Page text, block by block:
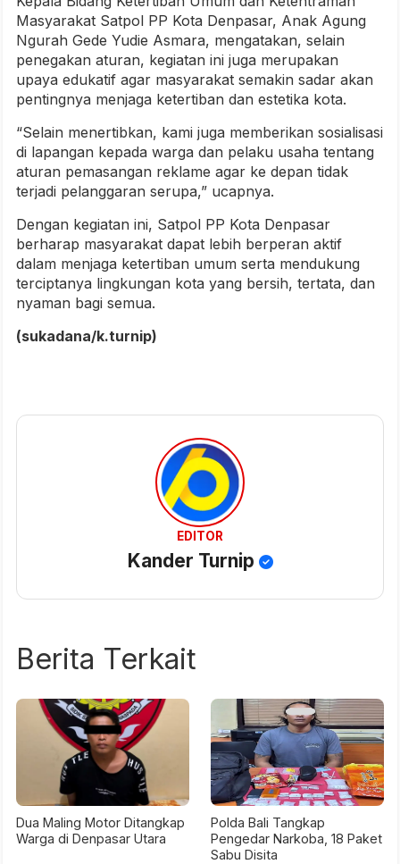
Masyarakat Satpol PP Kota Denpasar, Anak Agung
Ngurah Gede Yudie Asmara, mengatakan, selain
penegakan aturan, kegiatan ini juga merupakan
upaya edukatif agar masyarakat semakin sadar akan
pentingnya menjaga ketertiban dan estetika kota.
“Selain menertibkan, kami juga memberikan sosialisasi
di lapangan kepada warga dan pelaku usaha tentang
aturan pemasangan reklame agar ke depan tidak
terjadi pelanggaran serupa,” ucapnya.
Dengan kegiatan ini, Satpol PP Kota Denpasar
berharap masyarakat dapat lebih berperan aktif
dalam menjaga ketertiban umum serta mendukung
terciptanya lingkungan kota yang bersih, tertata, dan
nyaman bagi semua.
(sukadana/k.turnip)
EDITOR
Kander Turnip
Berita Terkait
Dua Maling Motor Ditangkap
Warga di Denpasar Utara
Polda Bali Tangkap
Pengedar Narkoba, 18 Paket
Sabu Disita